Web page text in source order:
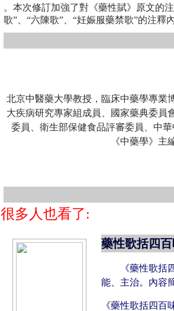
。本次修訂加強了對《藥性賦》原文的
歌”、“六陳歌”、“妊娠服藥禁歌”的注釋
北京中醫藥大學教授，臨床中藥學專業
大疾病研究專家組成員、國家藥典委員
委員、衛生部保健食品評審委員、中
《中藥學》主
很多人也看了:
藥性歌括四
《藥性歌括
能、主治。內容
《藥性歌括四百